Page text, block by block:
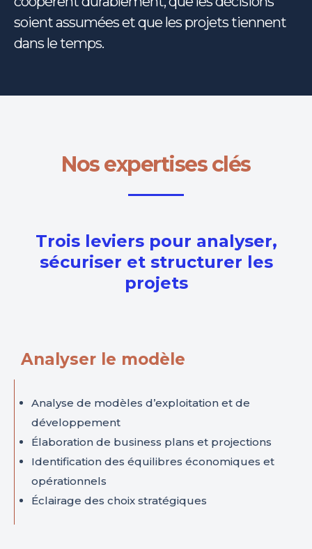
soient assumées et que les projets tiennent
dans le temps.
Nos expertises clés
Trois leviers pour analyser,
sécuriser et structurer les
projets
Analyser le modèle
Analyse de modèles d’exploitation et de
développement
Élaboration de business plans et projections
Identification des équilibres économiques et
opérationnels
Éclairage des choix stratégiques